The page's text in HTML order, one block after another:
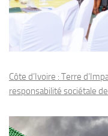
Côte d’Ivoire : Terre
responsabilité sociétale